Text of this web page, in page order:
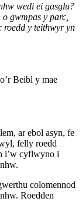
wedi ei gasglu?
gwmpas y parc,
roedd y teithwyr yn
Beibl y mae
ar ebol asyn, fe
felly roedd
i’w cyflwyno i
colomennod
Roedden